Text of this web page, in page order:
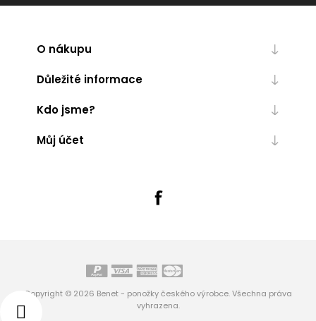
O nákupu
Důležité informace
Kdo jsme?
Můj účet
Copyright © 2026 Benet - ponožky českého výrobce. Všechna práva
vyhrazena.